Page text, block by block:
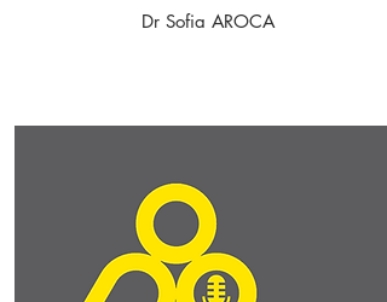
Dr Sofia AROCA